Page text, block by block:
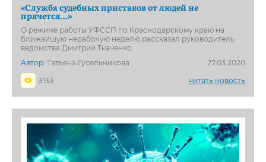
«Служба судебных приставов от людей не
прячется…»
О режиме работы УФССП по Краснодарскому краю на
ближайшую нерабочую неделю рассказал руководитель
ведомства Дмитрий Ткаченко
Автор: Татьяна Гусельникова
27.03.2020
3133
читать новость